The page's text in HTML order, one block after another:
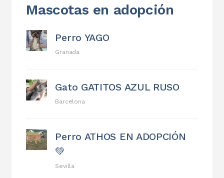
Mascotas en adopción
Perro YAGO
Granada
Gato GATITOS AZUL RUSO
Barcelona
Perro ATHOS EN ADOPCIÓN
💚
Sevilla